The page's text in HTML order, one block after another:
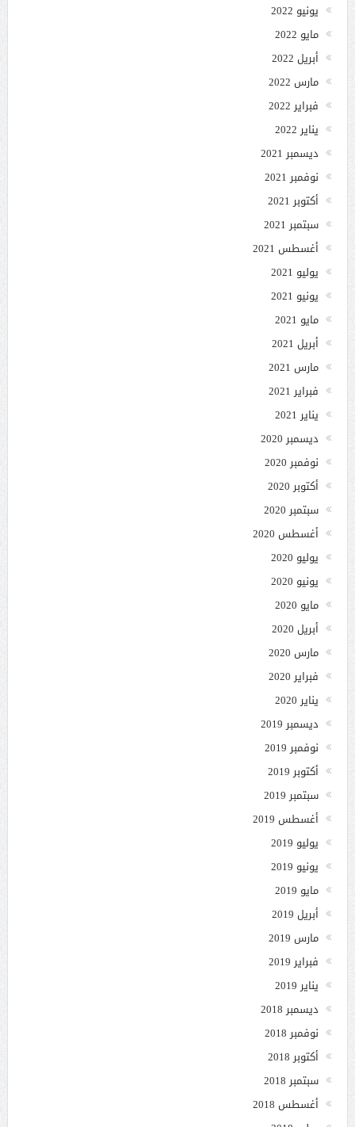
يونيو 2022
مايو 2022
أبريل 2022
مارس 2022
فبراير 2022
يناير 2022
ديسمبر 2021
نوفمبر 2021
أكتوبر 2021
سبتمبر 2021
أغسطس 2021
يوليو 2021
يونيو 2021
مايو 2021
أبريل 2021
مارس 2021
فبراير 2021
يناير 2021
ديسمبر 2020
نوفمبر 2020
أكتوبر 2020
سبتمبر 2020
أغسطس 2020
يوليو 2020
يونيو 2020
مايو 2020
أبريل 2020
مارس 2020
فبراير 2020
يناير 2020
ديسمبر 2019
نوفمبر 2019
أكتوبر 2019
سبتمبر 2019
أغسطس 2019
يوليو 2019
يونيو 2019
مايو 2019
أبريل 2019
مارس 2019
فبراير 2019
يناير 2019
ديسمبر 2018
نوفمبر 2018
أكتوبر 2018
سبتمبر 2018
أغسطس 2018